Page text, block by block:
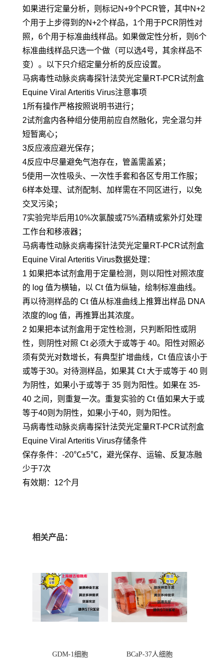
如果进行定量分析，则标记N+9个PCR管，其中N+2
个用于上步得到的N+2个样品，1个用于PCR阴性对
照，6个用于标准曲线样品。如果做定性分析，则6个
标准曲线样品只选一个做（可以选4号，其余样品不
变）。以下只介绍定量分析的反应设置。
马病毒性动脉炎病毒探针法荧光定量RT-PCR试剂盒
Equine Viral Arteritis Virus注意事项
1所有操作严格按照说明书进行；
2试剂盒内各种组分使用前应自然融化，完全混匀并
短暂离心；
3反应液应避光保存；
4反应中尽量避免气泡存在，管盖需盖紧；
5使用一次性吸头、一次性手套和各区专用工作服；
6样本处理、试剂配制、加样需在不同区进行，以免
交叉污染；
7实验完毕后用10%次氯酸或75%酒精或紫外灯处理
工作台和移液器；
马病毒性动脉炎病毒探针法荧光定量RT-PCR试剂盒
Equine Viral Arteritis Virus数据处理：
1 如果把本试剂盒用于定量检测，则以阳性对照浓度
的 log 值为横轴，以 Ct 值为纵轴，绘制标准曲线。
再以待测样品的 Ct 值从标准曲线上推算出样品 DNA
浓度的log 值，再推算出其浓度。
2 如果把本试剂盒用于定性检测，只判断阳性或阴
性，则阴性对照 Ct 必须大于或等于 40。阳性对照必
须有荧光对数增长，有典型扩增曲线，Ct 值应该小于
或等于30。对待测样品，如果其 Ct 大于或等于 40 则
为阴性，如果小于或等于 35 则为阳性。如果在 35-
40 之间，则重复一次。重复实验的 Ct 值如果大于或
等于40则为阴性，如果小于40，则为阳性。
马病毒性动脉炎病毒探针法荧光定量RT-PCR试剂盒
Equine Viral Arteritis Virus存储条件
保存条件：-20℃±5℃，避光保存、运输、反复冻融
少于7次
有效期：12个月
相关产品：
GDM-1细胞 BCaP-37人细胞